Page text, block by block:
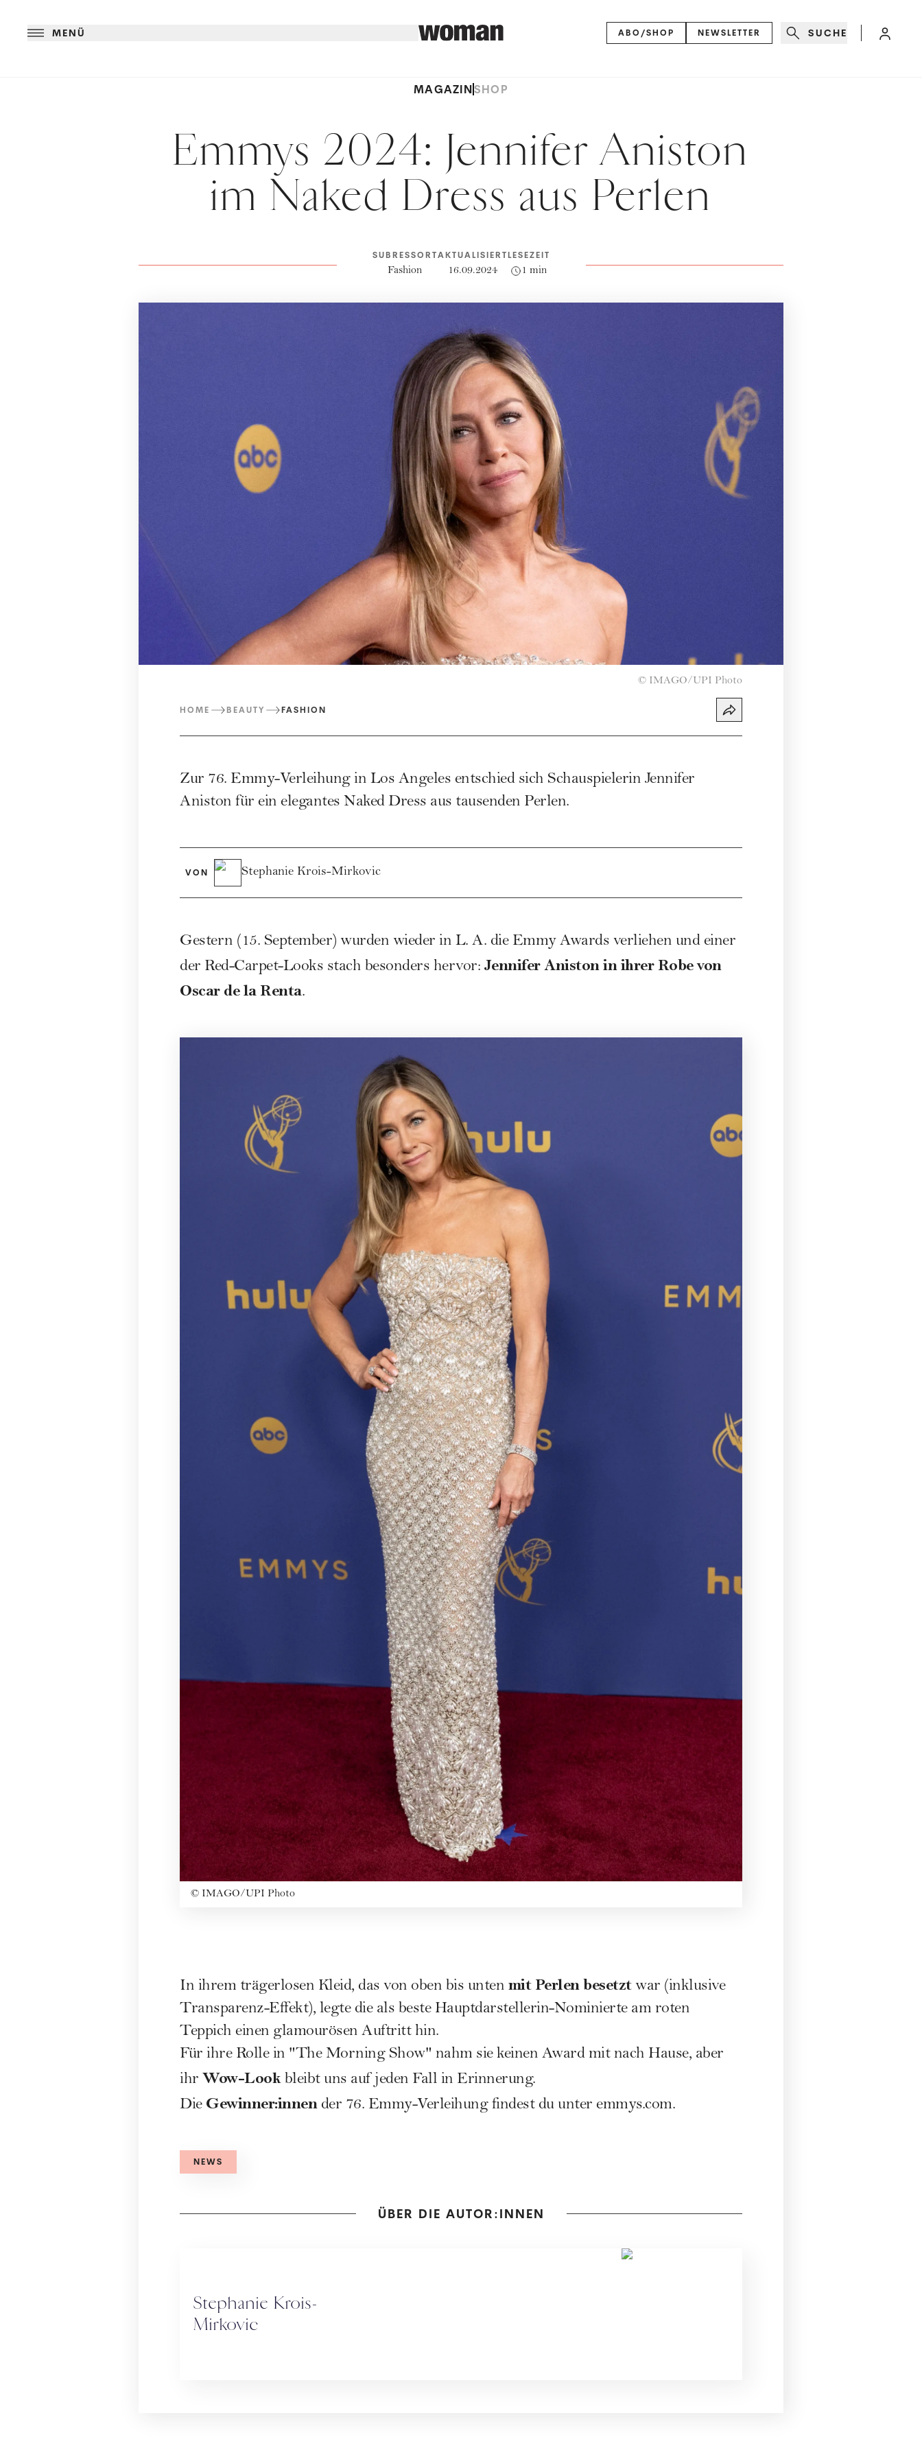
MENÜ ABO/SHOP NEWSLETTER SUCHE
MAGAZINSHOP
Emmys 2024: Jennifer Aniston
im Naked Dress aus Perlen
SUBRESSORT
Fashion
AKTUALISIERT
16.09.2024
LESEZEIT
1 min
© IMAGO/UPI Photo
HOME BEAUTY FASHION
Zur 76. Emmy-Verleihungin Los Angeles entschied sich Schauspielerin Jennifer
Aniston für ein elegantes Naked Dress aus tausenden Perlen.
VON Stephanie Krois-Mirkovic
Gestern (15. September) wurden wieder in L. A. die Emmy Awards verliehen und einer
der Red-Carpet-Looks stach besonders hervor: Jennifer Aniston in ihrer Robe von
Oscar de la Renta.
© IMAGO/UPI Photo
In ihrem trägerlosen Kleid, das von oben bis unten mit Perlen besetztwar (inklusive
Transparenz-Effekt), legte die als beste Hauptdarstellerin-Nominierte am roten
Teppich einen glamourösen Auftritt hin.
Für ihre Rolle in "The Morning Show" nahm sie keinen Award mit nach Hause, aber
ihr Wow-Lookbleibt uns auf jeden Fall in Erinnerung.
Die Gewinner:innender 76. Emmy-Verleihung findest du unter emmys.com.
NEWS
ÜBER DIE AUTOR:INNEN
Stephanie Krois-
Mirkovic